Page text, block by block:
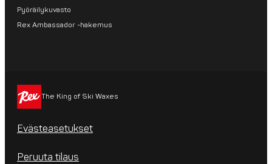
Pyöräilykuvasto
Rex Ambassador -hakemus
The King of Ski Waxes
Evästeasetukset
Peruuta tilaus